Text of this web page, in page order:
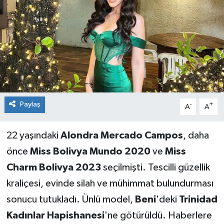
Paylaş A- A+
22 yaşındaki Alondra Mercado Campos, daha
önce Miss Bolivya Mundo 2020ve Miss
Charm Bolivya 2023seçilmişti. Tescilli güzellik
kraliçesi, evinde silah ve mühimmat bulundurması
sonucu tutukladı. Ünlü model, Beni'deki Trinidad
Kadınlar Hapishanesi'ne götürüldü. Haberlere
Sağlık
Siyaset
Spor
Teknoloji